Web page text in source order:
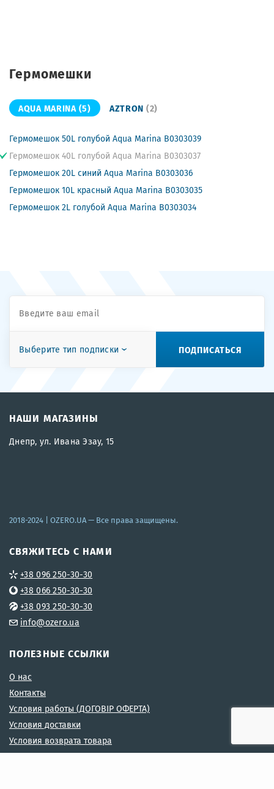
Гермомешки
AQUA MARINA(5) AZTRON (2)
Гермомешок 50L голубой Aqua Marina B0303039
Гермомешок 40L голубой Aqua Marina B0303037
Гермомешок 20L синий Aqua Marina B0303036
Гермомешок 10L красный Aqua Marina B0303035
Гермомешок 2L голубой Aqua Marina B0303034
Выберите тип подписки ПОДПИСАТЬСЯ
НАШИ МАГАЗИНЫ
Днепр, ул. Ивана Эзау, 15
2018-2024 | OZERO.UA— Все права защищены.
СВЯЖИТЕСЬ С НАМИ
+38 096 250-30-30
+38 066 250-30-30
+38 093 250-30-30
info@ozero.ua
ПОЛЕЗНЫЕ ССЫЛКИ
О нас
Контакты
Условия работы (ДОГОВІР ОФЕРТА)
Условия доставки
Условия возврата товара
Условия использования сайта OZERO